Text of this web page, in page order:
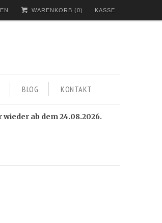
WARENKORB (0) KASSE
BLOG KONTAKT
ab dem 24.08.2026.